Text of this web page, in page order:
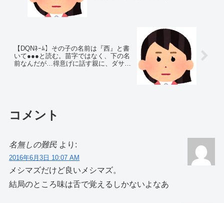
【DQNﾈｰﾑ】その子の名前は『西』と書
いて●●●と読む。苗字ではなく、下の名
前なんだが…得意げに話す親に、ダサい
コメント
名無しの難民 より:
2016年6月3日 10:07 AM
メシマズだけど良いメシマズ。
結局のところ味は舌で覚えるしかないよなあ